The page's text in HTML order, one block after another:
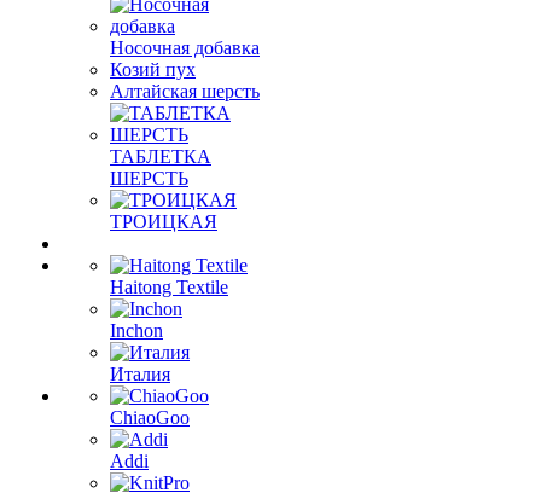
Носочная добавка
Козий пух
Алтайская шерсть
ТАБЛЕTКА
ШЕРСТЬ
ТРОИЦКАЯ
Haitong Textilе
Inchon
Италия
ChiaoGoo
Addi